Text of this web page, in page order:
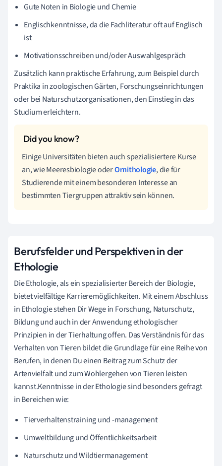
Gute Noten in Biologie und Chemie
Englischkenntnisse, da die Fachliteratur oft auf Englisch
ist
Motivationsschreiben und/oder Auswahlgespräch
Zusätzlich kann praktische Erfahrung, zum Beispiel durch
Praktika in zoologischen Gärten, Forschungseinrichtungen
oder bei Naturschutzorganisationen, den Einstieg in das
Studium erleichtern.
Einige Universitäten bieten auch spezialisiertere Kurse
an, wie Meeresbiologie oderOrnithologie, die für
Studierende mit einem besonderen Interesse an
bestimmten Tiergruppen attraktiv sein können.
Berufsfelder und Perspektiven in der
Ethologie
Die Ethologie, als ein spezialisierter Bereich der Biologie,
bietet vielfältige Karrieremöglichkeiten. Mit einem Abschluss
in Ethologie stehen Dir Wege in Forschung, Naturschutz,
Bildung und auch in der Anwendung ethologischer
Prinzipien in der Tierhaltung offen. Das Verständnis für das
Verhalten von Tieren bildet die Grundlage für eine Reihe von
Berufen, in denen Du einen Beitrag zum Schutz der
Artenvielfalt und zum Wohlergehen von Tieren leisten
kannst.Kenntnisse in der Ethologie sind besonders gefragt
in Bereichen wie:
Tierverhaltenstraining und -management
Umweltbildung und Öffentlichkeitsarbeit
Naturschutz und Wildtiermanagement